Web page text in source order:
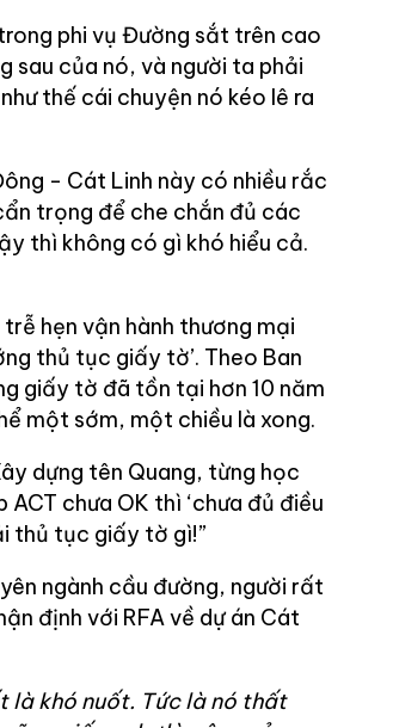
phi vụ Đường sắt trên cao
sau của nó, và người ta phải
thế cái chuyện nó kéo lê ra
- Cát Linh này có nhiều rắc
trọng để che chắn đủ các
thì không có gì khó hiểu cả.
hẹn vận hành thương mại
thủ tục giấy tờ’. Theo Ban
giấy tờ đã tồn tại hơn 10 năm
một sớm, một chiều là xong.
dựng tên Quang, từng học
chưa OK thì ‘chưa đủ điều
thủ tục giấy tờ gì!”
ngành cầu đường, người rất
định với RFA về dự án Cát
là khó nuốt. Tức là nó thất